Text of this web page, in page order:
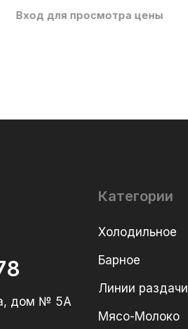
Вход для просмотра цены
дом № 5А
Категории
Холодильное
Барное
Линии раздачи
Мясо-Молоко